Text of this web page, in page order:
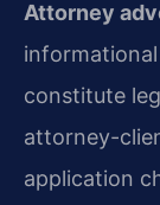
Attorney
constitute
attorney-
application